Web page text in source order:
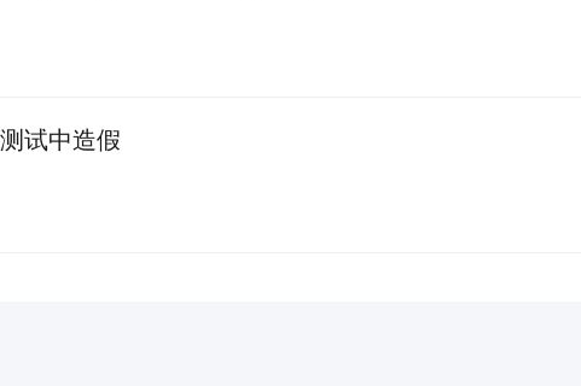
试中造假